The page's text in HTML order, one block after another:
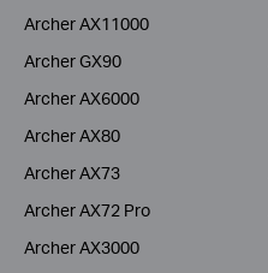
Archer AX11000
Archer GX90
Archer AX6000
Archer AX80
Archer AX73
Archer AX72 Pro
Archer AX3000